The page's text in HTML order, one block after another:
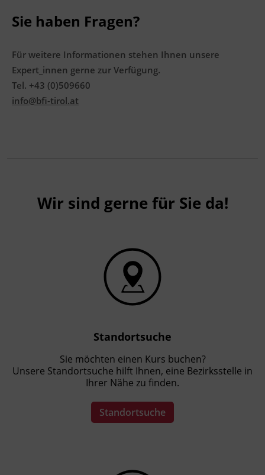
Sie haben Fragen?
Für weitere Informationen stehen Ihnen unsere
Expert_innen gerne zur Verfügung.
Tel. +43 (0)509660
info@bfi-tirol.at
Wir sind gerne für Sie da!
Standortsuche
Sie möchten einen Kurs buchen?
Unsere Standortsuche hilft Ihnen, eine Bezirksstelle in
Ihrer Nähe zu finden.
Standortsuche